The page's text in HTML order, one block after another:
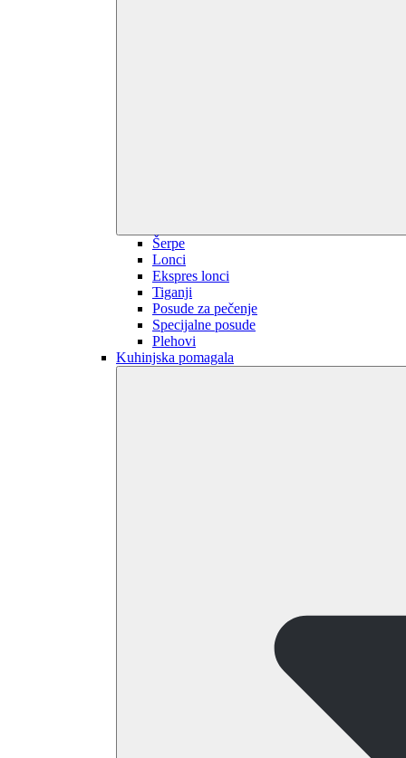
Šerpe
Lonci
Ekspres lonci
Tiganji
Posude za pečenje
Specijalne posude
Plehovi
Kuhinjska pomagala